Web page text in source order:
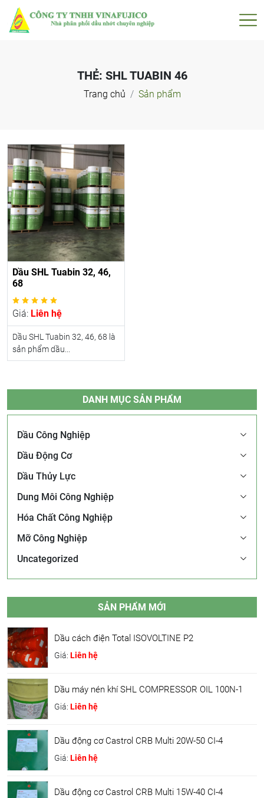
THẺ: SHL TUABIN 46
Trang chủ Sản phẩm
Dầu SHL Tuabin 32, 46,
68
Giá: Liên hệ
Dầu SHL Tuabin 32, 46, 68 là
sản phẩm dầu...
DANH MỤC SẢN PHẨM
Dầu Công Nghiệp
Dầu Động Cơ
Dầu Thủy Lực
Dung Môi Công Nghiệp
Hóa Chất Công Nghiệp
Mỡ Công Nghiệp
Uncategorized
SẢN PHẨM MỚI
Dầu cách điện Total ISOVOLTINE P2
Giá: Liên hệ
Dầu máy nén khí SHL COMPRESSOR OIL 100N-1
Giá: Liên hệ
Dầu động cơ Castrol CRB Multi 20W-50 CI-4
Giá: Liên hệ
Dầu động cơ Castrol CRB Multi 15W-40 CI-4